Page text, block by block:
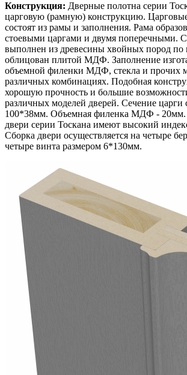
Конструкция: Дверные полотна серии
царговую (рамную) конструкцию.
состоят из рамы и заполнения. Рама
стоевыми царгами и двумя поперечными.
выполнен из древесины хвойных пород по
облицован плитой МДФ. Заполнение
объемной филенки МДФ, стекла и прочих
различных комбинациях. Подобная
хорошую прочность и большие
различных моделей дверей. Сечение царги
100*38мм. Объемная филенка МДФ - 20мм.
двери серии Тоскана имеют высокий
Сборка двери осуществляется на четыре
четыре винта размером 6*130мм.